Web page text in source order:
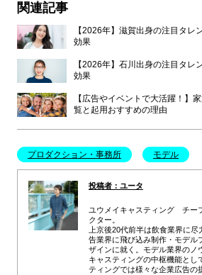
関連記事
【2026年】滋賀出身の注目タレ
効果
【2026年】石川出身の注目タレ
効果
【広告やイベントで大活躍！】
覧と起用おすすめの理由
プロダクション・事務所 モデル
投稿者：ユータ
ユウメイキャスティング チー
クター。
上京後20代前半は飲食業界に
告業界に飛び込み制作・モデル
ザインに就く。モデル業界のノ
キャスティングの中枢機能とし
ティングでは様々な企業広告の